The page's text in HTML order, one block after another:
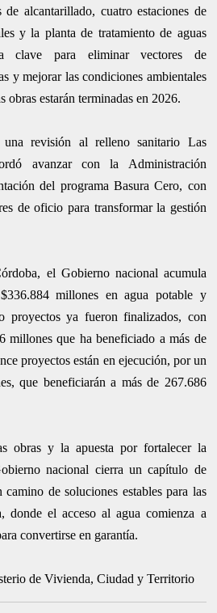
alcantarillado, cuatro estaciones de
y la planta de tratamiento de aguas
clave para eliminar vectores de
y mejorar las condiciones ambientales
obras estarán terminadas en 2026.
revisión al relleno sanitario Las
avanzar con la Administración
del programa Basura Cero, con
de oficio para transformar la gestión
el Gobierno nacional acumula
millones en agua potable y
proyectos ya fueron finalizados, con
millones que ha beneficiado a más de
proyectos están en ejecución, por un
que beneficiarán a más de 267.686
obras y la apuesta por fortalecer la
nacional cierra un capítulo de
de soluciones estables para las
donde el acceso al agua comienza a
convertirse en garantía.
de Vivienda, Ciudad y Territorio